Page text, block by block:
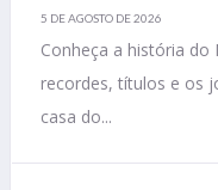
5 DE AGOSTO DE 2026
Conheça a história do
recordes, títulos e os
casa do...